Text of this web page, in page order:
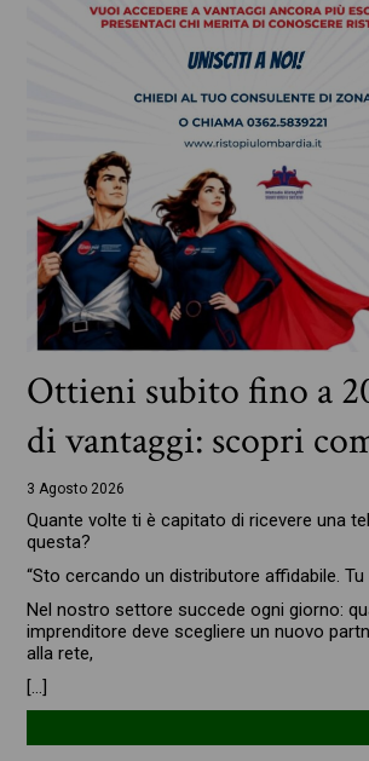
Ottieni subito fino a
di vantaggi: scopri
3 Agosto 2026
Quante volte ti è capitato di ricevere una
questa?
“Sto cercando un distributore affidabile. Tu
Nel nostro settore succede ogni giorno:
imprenditore deve scegliere un nuovo
alla rete,
[…]